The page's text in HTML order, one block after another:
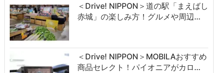
＜Drive! NIPPON＞道の駅「まえばし
赤城」の楽しみ方！グルメや周辺…
＜Drive! NIPPON＞MOBILAおすすめ
商品セレクト！パイオニアがカロ…